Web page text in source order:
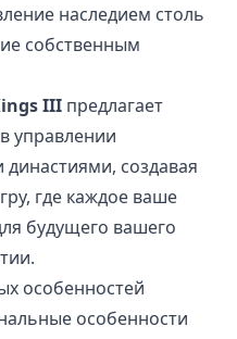
наследием столь
собственным
III предлагает
управлении
династиями, создавая
где каждое ваше
будущего вашего
особенностей
особенности